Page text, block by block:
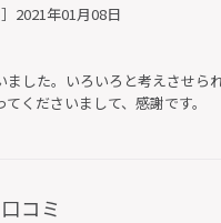
］2021年01月08日
ました。いろいろと考えさせら
くださいまして、感謝です。
コミ